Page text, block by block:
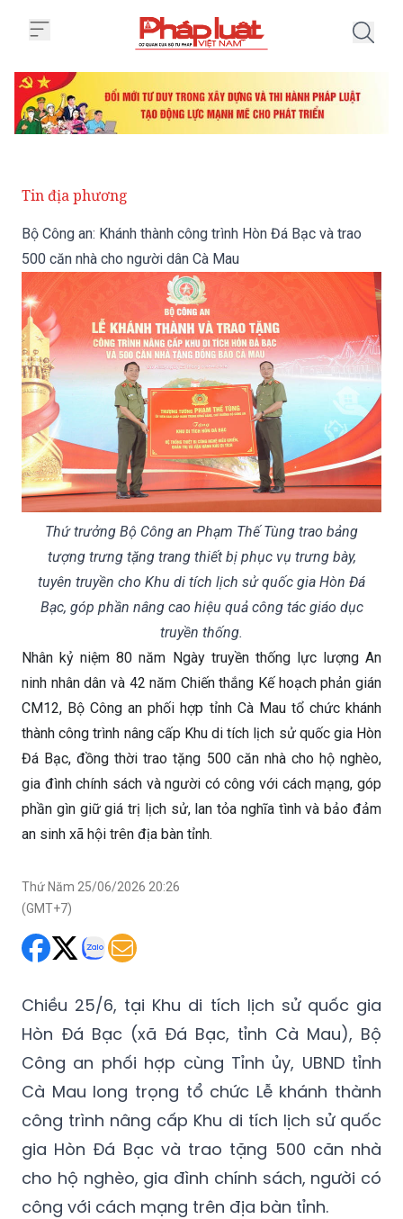
Tin địa phương
Bộ Công an: Khánh thành công trình Hòn Đá Bạc và trao
500 căn nhà cho người dân Cà Mau
Thứ trưởng Bộ Công an Phạm Thế Tùng trao bảng
tượng trưng tặng trang thiết bị phục vụ trưng bày,
tuyên truyền cho Khu di tích lịch sử quốc gia Hòn Đá
Bạc, góp phần nâng cao hiệu quả công tác giáo dục
truyền thống.
Nhân kỷ niệm 80 năm Ngày truyền thống lực lượng An
ninh nhân dân và 42 năm Chiến thắng Kế hoạch phản gián
CM12, Bộ Công an phối hợp tỉnh Cà Mau tổ chức khánh
thành công trình nâng cấp Khu di tích lịch sử quốc gia Hòn
Đá Bạc, đồng thời trao tặng 500 căn nhà cho hộ nghèo,
gia đình chính sách và người có công với cách mạng, góp
phần gìn giữ giá trị lịch sử, lan tỏa nghĩa tình và bảo đảm
an sinh xã hội trên địa bàn tỉnh.
Thứ Năm 25/06/2026 20:26
(GMT+7)
Chiều 25/6, tại Khu di tích lịch sử quốc gia
Hòn Đá Bạc (xã Đá Bạc, tỉnh Cà Mau), Bộ
Công an phối hợp cùng Tỉnh ủy, UBND tỉnh
Cà Mau long trọng tổ chức Lễ khánh thành
công trình nâng cấp Khu di tích lịch sử quốc
gia Hòn Đá Bạc và trao tặng 500 căn nhà
cho hộ nghèo, gia đình chính sách, người có
công với cách mạng trên địa bàn tỉnh.